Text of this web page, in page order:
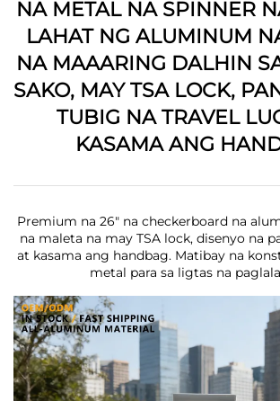
NA METAL NA SPINNER
LAHAT NG ALUMINUM
NA MAAARING DALHIN
SAKO, MAY TSA LOCK,
TUBIG NA TRAVEL
KASAMA ANG
Premium na 26" na checkerboard na
na maleta na may TSA lock, disenyo na
at kasama ang handbag. Matibay na
metal para sa ligtas na